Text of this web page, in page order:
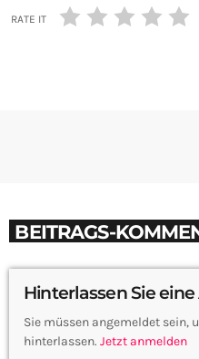
RATE IT
BEITRAGS-
Hinterlassen Sie
Sie müssen angemeldet sein,
hinterlassen. Jetzt anmelden